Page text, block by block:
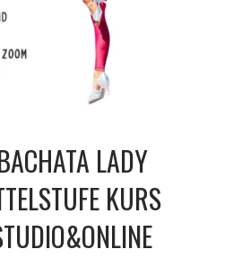
LADY
KURS